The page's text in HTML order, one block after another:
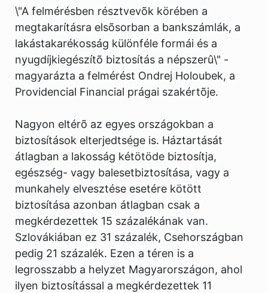
\"A felmérésben résztvevõk körében a
megtakarításra elsõsorban a bankszámlák, a
lakástakarékosság különféle formái és a
nyugdíjkiegészítõ biztosítás a népszerû\" -
magyarázta a felmérést Ondrej Holoubek, a
Providencial Financial prágai szakértõje.
Nagyon eltérõ az egyes országokban a
biztosítások elterjedtsége is. Háztartását
átlagban a lakosság kétötöde biztosítja,
egészség- vagy balesetbiztosítása, vagy a
munkahely elvesztése esetére kötött
biztosítása azonban átlagban csak a
megkérdezettek 15 százalékának van.
Szlovákiában ez 31 százalék, Csehországban
pedig 21 százalék. Ezen a téren is a
legrosszabb a helyzet Magyarországon, ahol
ilyen biztosítással a megkérdezettek 11